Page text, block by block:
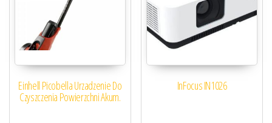
Einhell Picobella Urzadzenie Do
Czyszczenia Powierzchni Akum.
InFocus IN1026